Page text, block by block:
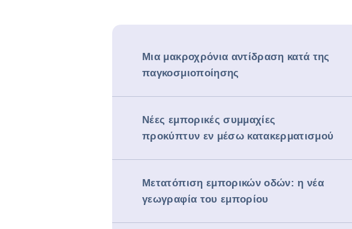
Μια μακροχρόνια αντίδραση κατά της
παγκοσμιοποίησης
Νέες εμπορικές συμμαχίες
προκύπτυν εν μέσω κατακερματισμού
Μετατόπιση εμπορικών οδών: η νέα
γεωγραφία του εμπορίου